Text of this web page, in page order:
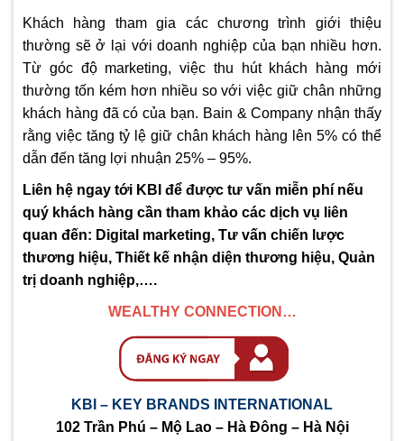
Khách hàng tham gia các chương trình giới thiệu
thường sẽ ở lại với doanh nghiệp của bạn nhiều hơn.
Từ góc độ marketing, việc thu hút khách hàng mới
thường tốn kém hơn nhiều so với việc giữ chân những
khách hàng đã có của bạn. Bain & Company nhận thấy
rằng việc tăng tỷ lệ giữ chân khách hàng lên 5% có thể
dẫn đến tăng lợi nhuận 25% – 95%.
Liên hệ ngay tới KBI để được tư vấn miễn phí nếu
quý khách hàng cần tham khảo các dịch vụ liên
quan đến: Digital marketing, Tư vấn chiến lược
thương hiệu, Thiết kế nhận diện thương hiệu, Quản
trị doanh nghiệp,….
WEALTHY CONNECTION…
KBI – KEY BRANDS INTERNATIONAL
102 Trần Phú – Mộ Lao – Hà Đông – Hà Nội